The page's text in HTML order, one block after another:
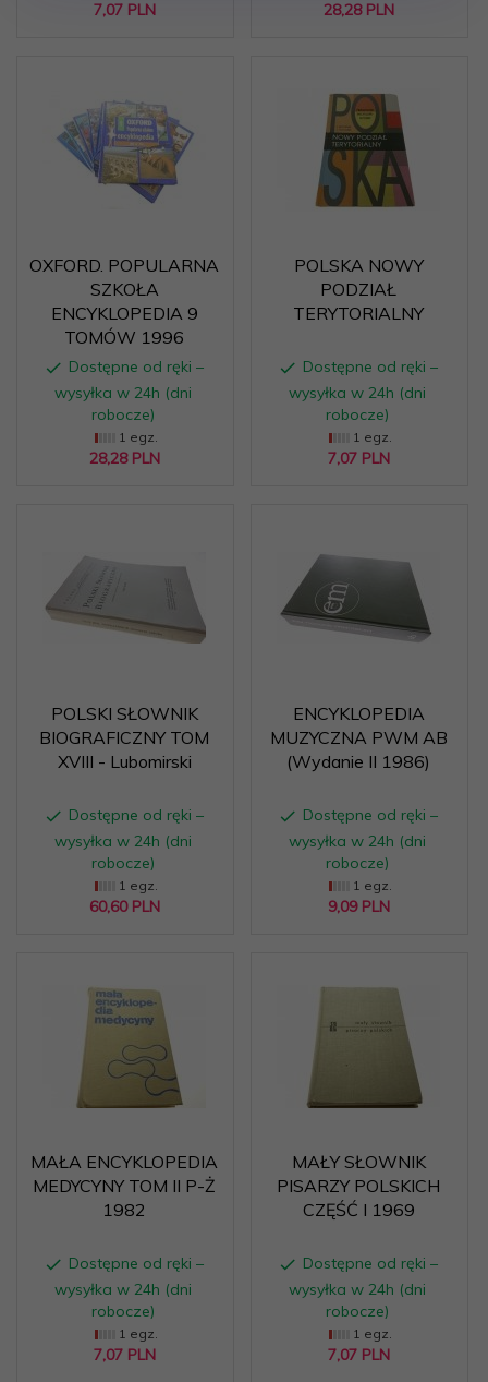
7,07 PLN 28,28 PLN
OXFORD. POPULARNA
SZKOŁA
ENCYKLOPEDIA 9
TOMÓW 1996
Dostępne od ręki –
wysyłka w 24h (dni
robocze)
1 egz.
28,28 PLN
POLSKA NOWY
PODZIAŁ
TERYTORIALNY
Dostępne od ręki –
wysyłka w 24h (dni
robocze)
1 egz.
7,07 PLN
POLSKI SŁOWNIK
BIOGRAFICZNY TOM
XVIII - Lubomirski
Dostępne od ręki –
wysyłka w 24h (dni
robocze)
1 egz.
60,60 PLN
ENCYKLOPEDIA
MUZYCZNA PWM AB
(Wydanie II 1986)
Dostępne od ręki –
wysyłka w 24h (dni
robocze)
1 egz.
9,09 PLN
MAŁA ENCYKLOPEDIA
MEDYCYNY TOM II P-Ż
1982
Dostępne od ręki –
wysyłka w 24h (dni
robocze)
1 egz.
7,07 PLN
MAŁY SŁOWNIK
PISARZY POLSKICH
CZĘŚĆ I 1969
Dostępne od ręki –
wysyłka w 24h (dni
robocze)
1 egz.
7,07 PLN